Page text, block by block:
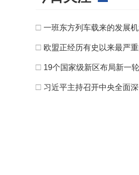
□ 一班东方列车载来的发展
□ 欧盟正经历有史以来最严
□ 19个国家级新区布局新一
□ 习近平主持召开中央全面